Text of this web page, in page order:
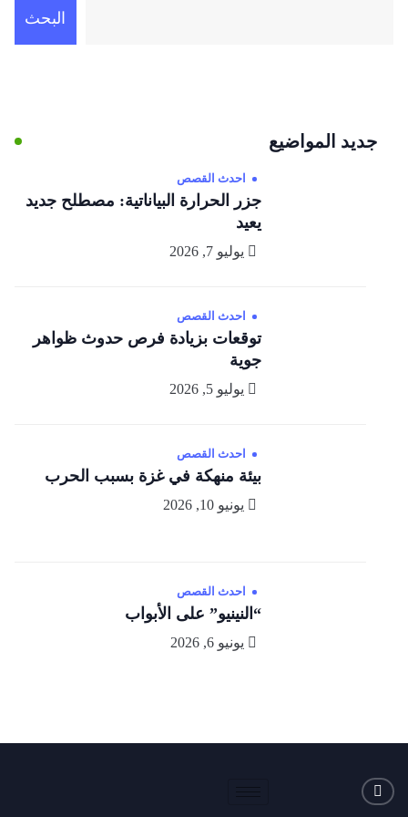
البحث
جديد المواضيع
احدث القصص
جزر الحرارة البياناتية: مصطلح جديد
يعيد
يوليو 7, 2026
احدث القصص
توقعات بزيادة فرص حدوث ظواهر
جوية
يوليو 5, 2026
احدث القصص
بيئة منهكة في غزة بسبب الحرب
يونيو 10, 2026
احدث القصص
“النينيو” على الأبواب
يونيو 6, 2026